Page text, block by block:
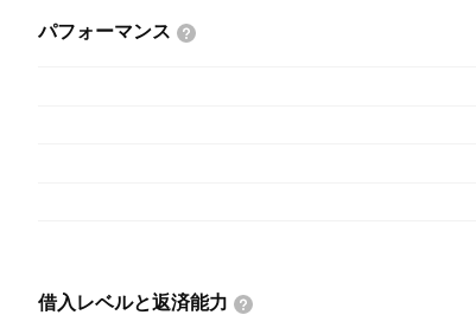
パフォーマンス
借入レベルと返済能力